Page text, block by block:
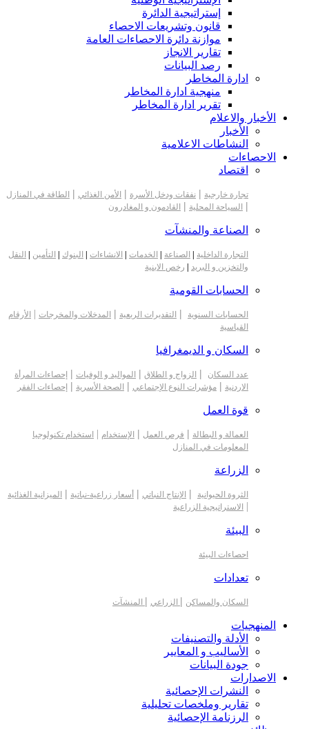
إستراتيجية الدائرة
قانون وتشريعات الاحصاء
موازنة دائرة الاحصاءات العامة
تقارير الانجاز
رصد البيانات
ادارة المخاطر
منهجية ادارة المخاطر
تقرير ادارة المخاطر
الأخبار والاعلام
الأخبار
النشاطات الاعلامية
الاحصاءات
اقتصاد
تجارة خارجية | نفقات ودخل الأسرة | الأمن الغذائي | الطاقة في المنازل
| السياحة المحلية | القادمون و المغادرون
الصناعة والمنشآت
التجارة الداخلية | الصناعة | الخدمات | الانشاءات | البنوك | التأمين | النقل
والتخزين و البريد | رخص الابنية
الحسابات القومية
الحسابات السنوية | التقديرات الربعية | المدخلات والمخرجات | الأرقام
القياسية
السكان و الديمغرافيا
عدد السكان | الزواج و الطلاق | المواليد و الوفيات | إحصاءات المرأة
الاردنية | مؤشرات النوع الإجتماعي | الصحة الأسرية | إحصاءات الفقر
قوة العمل
العمالة و البطالة | فرص العمل | الإستخدام | استخدام تكنولوجيا
المعلومات في المنازل
الزراعة
الثروة الحيوانية | الإنتاج النباتي | أسعار زراعية-نباتية | الميزانية الغذائية
| الاستراتيجية الزراعية
البيئة
احصاءات البيئة
تعدادات
السكان والمساكن | الزراعي | المنشآت
المنهجيات
الأدلة والتصنيفات
الأساليب و المعايير
جودة البيانات
الاصدارات
النشرات الإحصائية
تقارير وملخصات تحليلية
الرزنامة الإحصائية